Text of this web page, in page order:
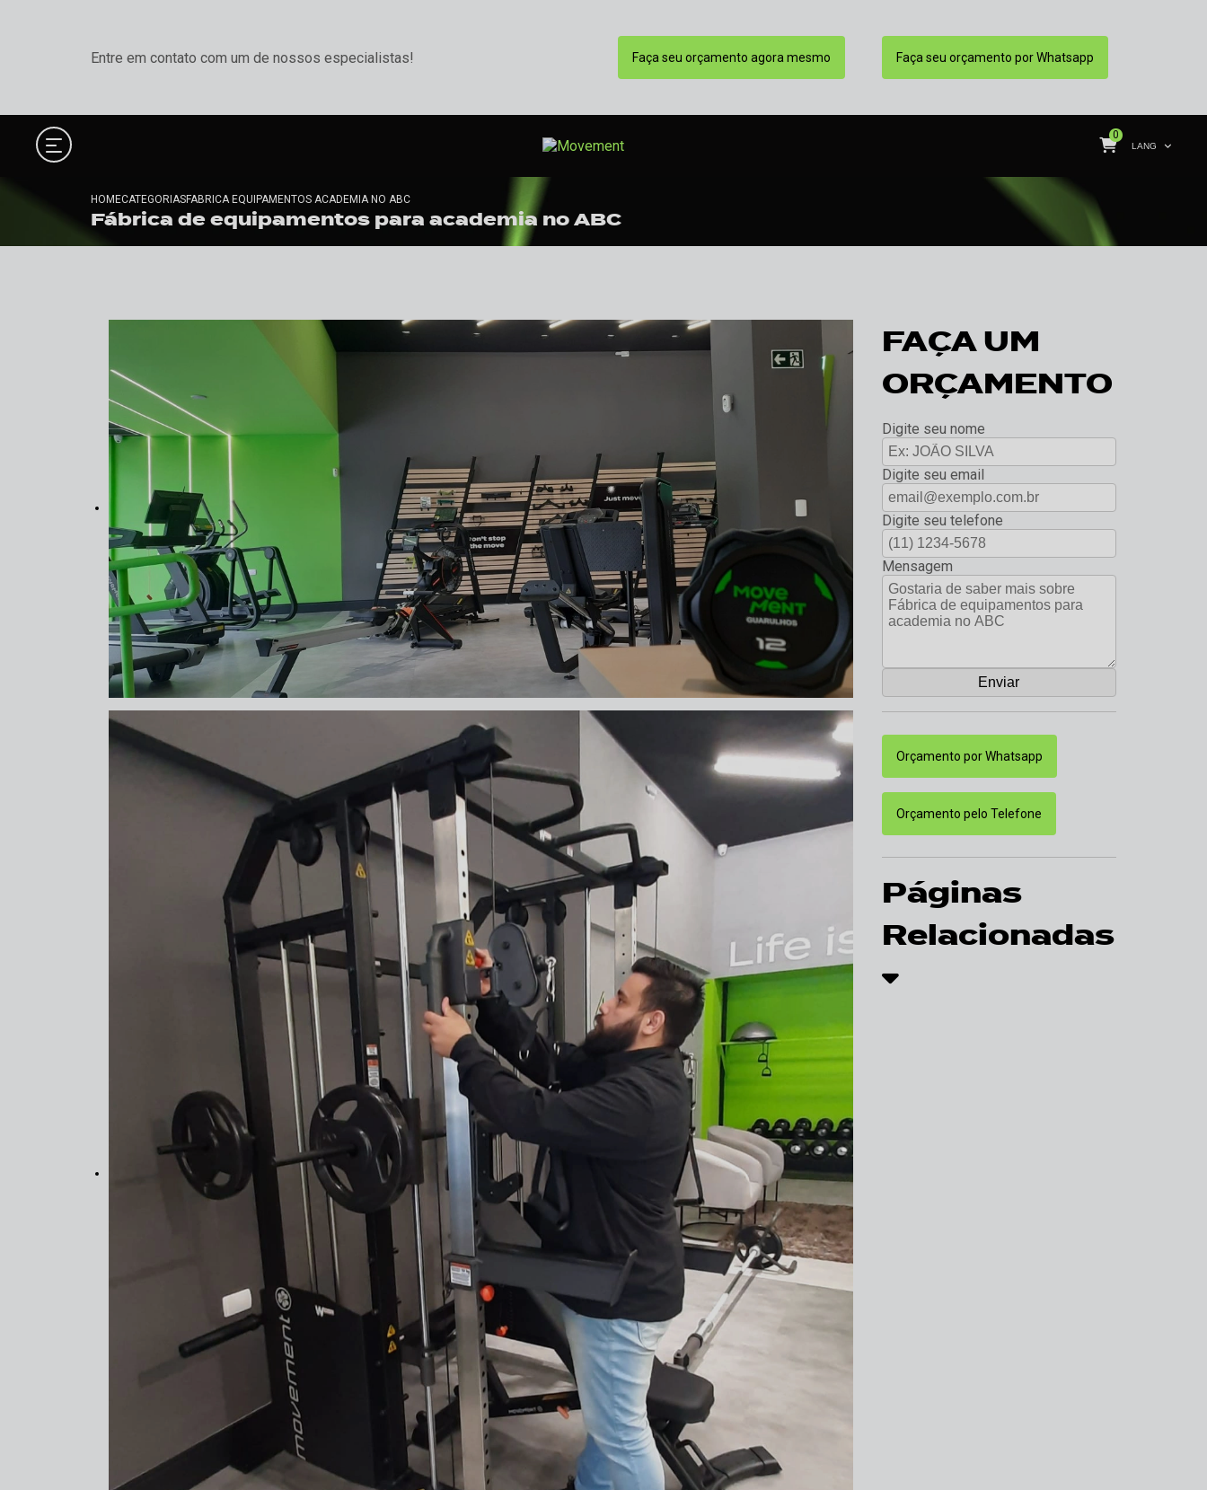
Entre em contato com um de nossos especialistas! Faça seu orçamento agora mesmo Faça seu orçamento por Whatsapp
0
LANG
HOMECATEGORIASFABRICA EQUIPAMENTOS ACADEMIA NO ABC
Fábrica de equipamentos para academia no ABC
FAÇA UM
ORÇAMENTO
Digite seu nome
Digite seu email
Digite seu telefone
Mensagem
Orçamento por Whatsapp
Orçamento pelo Telefone
Páginas
Relacionadas